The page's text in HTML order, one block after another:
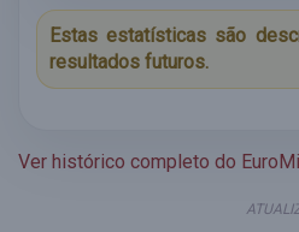
Estas estatísticas são
resultados futuros.
Ver histórico completo do